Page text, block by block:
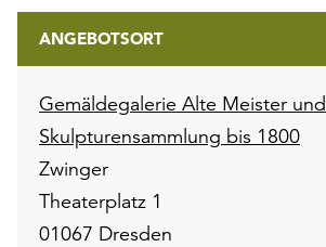
ANGEBOTSORT
Gemäldegalerie Alte Meister und
Skulpturensammlung bis 1800
Zwinger
Theaterplatz 1
01067 Dresden